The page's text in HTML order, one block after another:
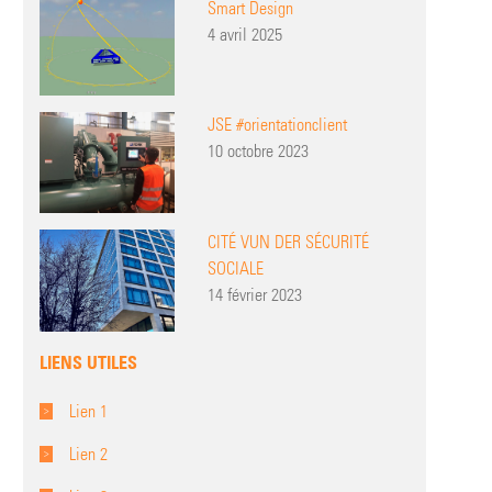
Smart Design
4 avril 2025
JSE #orientationclient
10 octobre 2023
CITÉ VUN DER SÉCURITÉ
SOCIALE
14 février 2023
LIENS UTILES
Lien 1
Lien 2